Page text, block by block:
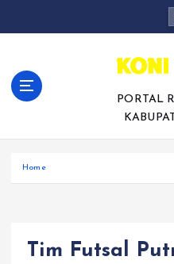
o
PORTAL
Home
Tim Futsal